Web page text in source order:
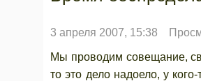
3 апреля 2007, 15:38
Мы проводим совещание,
то это дело надоело, у